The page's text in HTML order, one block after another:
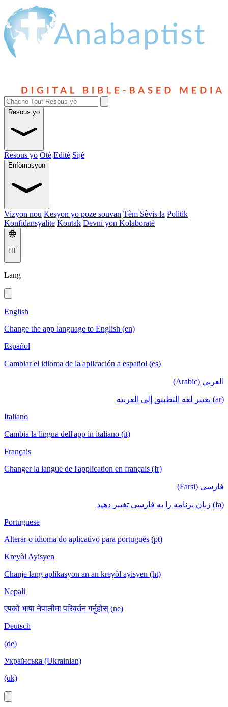
Resous yo
Resous yo Otè Editè Sijè
Enfòmasyon
Vizyon nou Kesyon yo poze souvan Tèm Sèvis la Politik
Konfidansyalite Kontak Devni yon Kolaboratè
HT
Lang
English
Change the app language to English (en)
Español
Cambiar el idioma de la aplicación a español (es)
العربي (Arabic)
(ar) تغيير لغة التطبيق إلى العربية
Italiano
Cambia la lingua dell'app in italiano (it)
Français
Changer la langue de l'application en français (fr)
فارسی (Farsi)
(fa) زبان برنامه را به فارسی تغییر دهید
Portuguese
Alterar o idioma do aplicativo para português (pt)
Kreyòl Ayisyen
Chanje lang aplikasyon an an kreyòl ayisyen (ht)
Nepali
एपको भाषा नेपालीमा परिवर्तन गर्नुहोस् (ne)
Deutsch
(de)
Українська (Ukrainian)
(uk)